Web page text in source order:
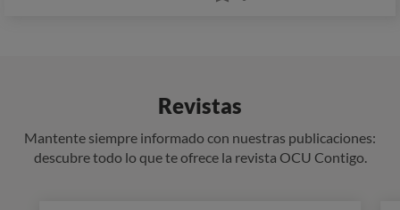
Revistas
Mantente siempre informado con nuestras publicaciones:
descubre todo lo que te ofrece la revista OCU Contigo.